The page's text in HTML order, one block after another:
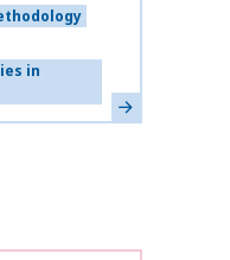
in
Learn more